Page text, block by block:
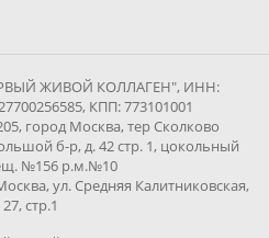
ЖИВОЙ КОЛЛАГЕН", ИНН:
КПП: 773101001
город Москва, тер Сколково
б-р, д. 42 стр. 1, цокольный
№156 р.м.№10
ул. Средняя Калитниковская,
стр.1